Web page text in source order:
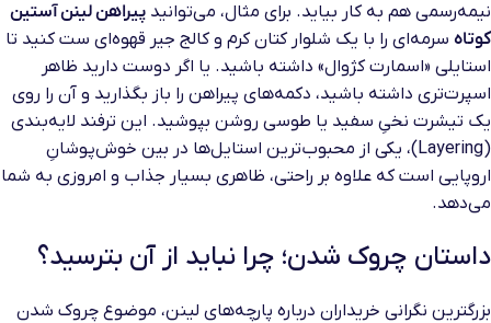
نیمه‌رسمی هم به کار بیاید. برای مثال، می‌توانید پیراهن لینن آستین
کوتاه سرمه‌ای را با یک شلوار کتان کرم و کالج جیر قهوه‌ای ست کنید تا
استایلی «اسمارت کژوال» داشته باشید. یا اگر دوست دارید ظاهر
اسپرت‌تری داشته باشید، دکمه‌های پیراهن را باز بگذارید و آن را روی
یک تیشرت نخیِ سفید یا طوسی روشن بپوشید. این ترفند لایه‌بندی
(Layering)، یکی از محبوب‌ترین استایل‌ها در بین خوش‌پوشانِ
اروپایی است که علاوه بر راحتی، ظاهری بسیار جذاب و امروزی به شما
می‌دهد.
داستان چروک شدن؛ چرا نباید از آن بترسید؟
بزرگترین نگرانی خریداران درباره پارچه‌های لینن، موضوع چروک شدن